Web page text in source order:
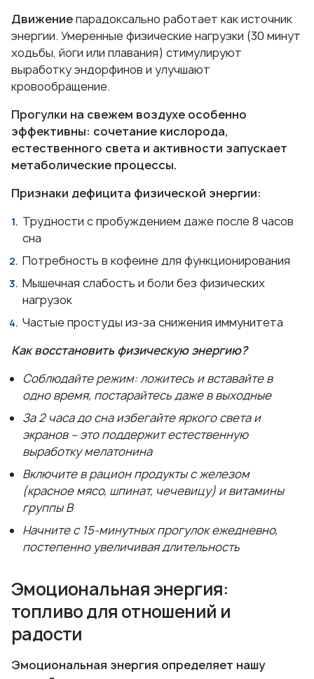
Движениепарадоксально работает как источник
энергии. Умеренные физические нагрузки (30 минут
ходьбы, йоги или плавания) стимулируют
выработку эндорфинов и улучшают
кровообращение.
Прогулки на свежем воздухе особенно
эффективны: сочетание кислорода,
естественного света и активности запускает
метаболические процессы.
Признаки дефицита физической энергии:
Трудности с пробуждением даже после 8 часов
сна
Потребность в кофеине для функционирования
Мышечная слабость и боли без физических
нагрузок
Частые простуды из-за снижения иммунитета
Как восстановить физическую энергию?
Соблюдайте режим: ложитесь и вставайте в
одно время, постарайтесь даже в выходные
За 2 часа до сна избегайте яркого света и
экранов – это поддержит естественную
выработку мелатонина
Включите в рацион продукты с железом
(красное мясо, шпинат, чечевицу) и витамины
группы B
Начните с 15-минутных прогулок ежедневно,
постепенно увеличивая длительность
Эмоциональная энергия:
топливо для отношений и
радости
Эмоциональная энергия определяет нашу